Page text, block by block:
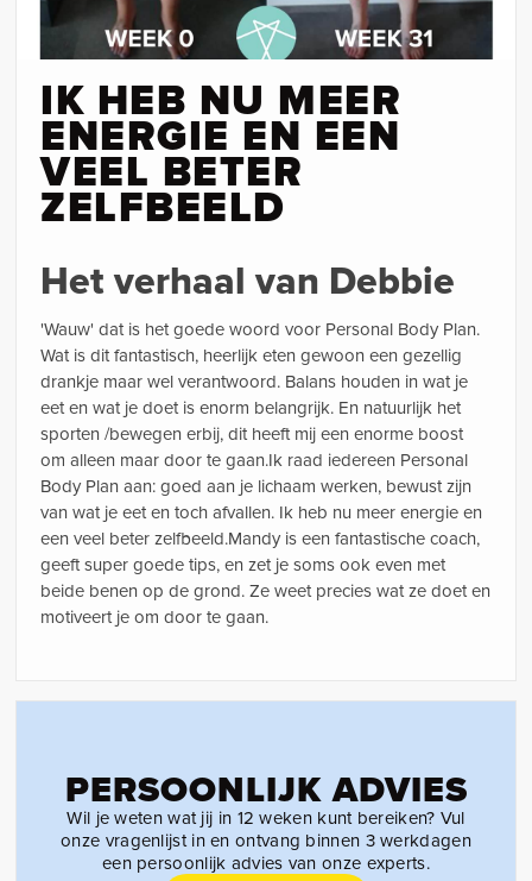
IK HEB NU MEER
ENERGIE EN EEN
VEEL BETER
ZELFBEELD
Het verhaal van Debbie
'Wauw' dat is het goede woord voor Personal Body Plan.
Wat is dit fantastisch, heerlijk eten gewoon een gezellig
drankje maar wel verantwoord. Balans houden in wat je
eet en wat je doet is enorm belangrijk. En natuurlijk het
sporten /bewegen erbij, dit heeft mij een enorme boost
om alleen maar door te gaan.Ik raad iedereen Personal
Body Plan aan: goed aan je lichaam werken, bewust zijn
van wat je eet en toch afvallen. Ik heb nu meer energie en
een veel beter zelfbeeld.Mandy is een fantastische coach,
geeft super goede tips, en zet je soms ook even met
beide benen op de grond. Ze weet precies wat ze doet en
motiveert je om door te gaan.
PERSOONLIJK ADVIES
Wil je weten wat jij in 12 weken kunt bereiken? Vul
onze vragenlijst in en ontvang binnen 3 werkdagen
een persoonlijk advies van onze experts.